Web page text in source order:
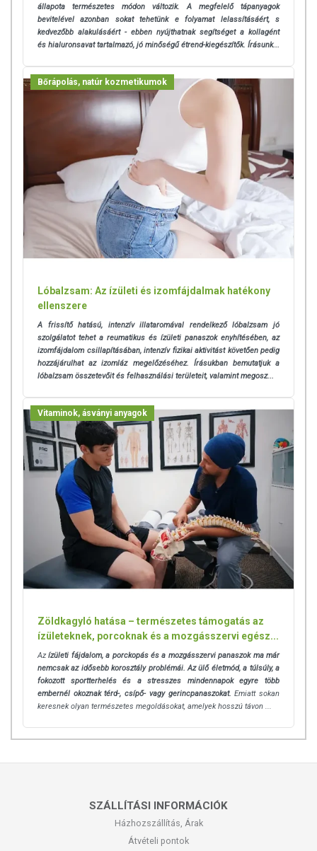
állapota természetes módon változik. A megfelelő tápanyagok
bevitelével azonban sokat tehetünk e folyamat lelassításáért, s
kedvezőbb alakulásáért - ebben nyújthatnak segítséget a kollagént
és hialuronsavat tartalmazó, jó minőségű étrend-kiegészítők. Írásunk...
Bőrápolás, natúr kozmetikumok
Lóbalzsam: Az ízületi és izomfájdalmak hatékony
ellenszere
A frissítő hatású, intenzív illataromával rendelkező lóbalzsam jó
szolgálatot tehet a reumatikus és ízületi panaszok enyhítésében, az
izomfájdalom csillapításában, intenzív fizikai aktivitást követően pedig
hozzájárulhat az izomláz megelőzéséhez. Írásukban bemutatjuk a
lóbalzsam összetevőit és felhasználási területeit, valamint megosz...
Vitaminok, ásványi anyagok
Zöldkagyló hatása – természetes támogatás az
ízületeknek, porcoknak és a mozgásszervi egész...
Az ízületi fájdalom, a porckopás és a mozgásszervi panaszok ma már
nemcsak az idősebb korosztály problémái. Az ülő életmód, a túlsúly, a
fokozott sportterhelés és a stresszes mindennapok egyre több
embernél okoznak térd-, csípő- vagy gerincpanaszokat. Emiatt sokan
keresnek olyan természetes megoldásokat, amelyek hosszú távon ...
SZÁLLÍTÁSI INFORMÁCIÓK
Házhozszállítás, Árak
Átvételi pontok